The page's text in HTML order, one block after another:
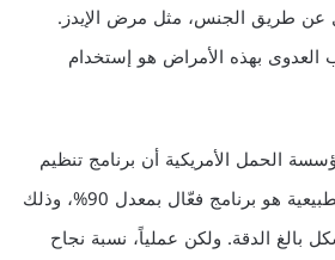
عن طريق الجنس، مثل مرض الإيدز.
العدوى بهذه الأمراض هو إستخدام
الحمل الأمريكية أن برنامج تنظيم
الأسرة بالوسائل الطبيعية هو برنامج فعّال بمعدل 90%، وذلك
بالغ الدقة. ولكن عملياً، نسبة نجاح